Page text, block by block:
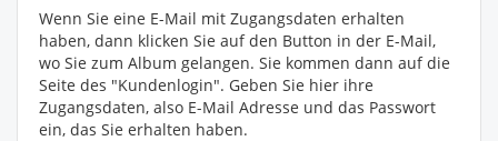
Wenn Sie eine E-Mail mit Zugangsdaten erhalten
haben, dann klicken Sie auf den Button in der E-Mail,
wo Sie zum Album gelangen. Sie kommen dann auf die
Seite des "Kundenlogin". Geben Sie hier ihre
Zugangsdaten, also E-Mail Adresse und das Passwort
ein, das Sie erhalten haben.